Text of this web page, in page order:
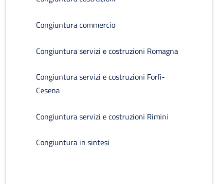
Congiuntura commercio
Congiuntura servizi e costruzioni Romagna
Congiuntura servizi e costruzioni Forlì-
Cesena
Congiuntura servizi e costruzioni Rimini
Congiuntura in sintesi